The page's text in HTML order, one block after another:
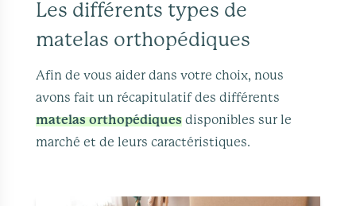
Les différents types de
matelas orthopédiques
Afin de vous aider dans votre choix, nous
avons fait un récapitulatif des différents
matelas orthopédiques disponibles sur le
marché et de leurs caractéristiques.